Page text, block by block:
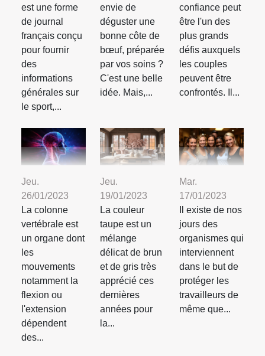
est une forme
de journal
français conçu
pour fournir
des
informations
générales sur
le sport,...
envie de
déguster une
bonne côte de
bœuf, préparée
par vos soins ?
C'est une belle
idée. Mais,...
confiance peut
être l'un des
plus grands
défis auxquels
les couples
peuvent être
confrontés. Il...
Jeu.
26/01/2023
La colonne
vertébrale est
un organe dont
les
mouvements
notamment la
flexion ou
l'extension
dépendent
des...
Jeu.
19/01/2023
La couleur
taupe est un
mélange
délicat de brun
et de gris très
apprécié ces
dernières
années pour
la...
Mar.
17/01/2023
Il existe de nos
jours des
organismes qui
interviennent
dans le but de
protéger les
travailleurs de
même que...